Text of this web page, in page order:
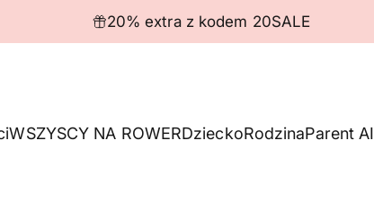
20% extra z kodem 20SALE
Wstrzymaj pokaz slajdów
WSZYSCY NA ROWERDzieckoRodzinaParent AI